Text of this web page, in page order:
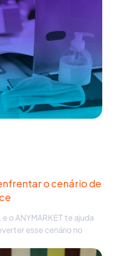
o cenário de
o ANYMARKET te ajuda
esse cenário no